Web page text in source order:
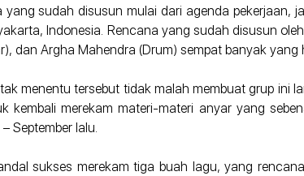
sudah disusun mulai dari agenda pekerjaan,
Indonesia. Rencana yang sudah disusun
dan Argha Mahendra (Drum) sempat banyak
menentu tersebut tidak malah membuat grup ini
kembali merekam materi-materi anyar yang
September lalu.
sukses merekam tiga buah lagu, yang